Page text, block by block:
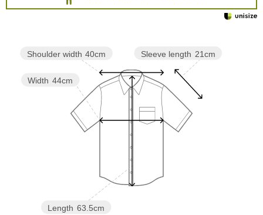
Sleeve length 21cm
Length 63.5cm
Width 44cm
Shoulder width 40cm